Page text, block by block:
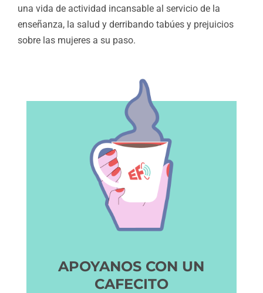
una vida de actividad incansable al servicio de la
enseñanza, la salud y derribando tabúes y prejuicios
sobre las mujeres a su paso.
APOYANOS CON UN
CAFECITO